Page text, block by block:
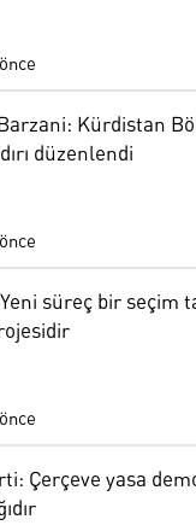
Kürdistan
düzenlendi
süreç bir
Çerçeve yasa